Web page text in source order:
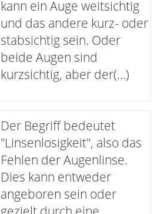
kann ein Auge weitsichtig
und das andere kurz- oder
stabsichtig sein. Oder
beide Augen sind
kurzsichtig, aber der(...)
Der Begriff bedeutet
"Linsenlosigkeit", also das
Fehlen der Augenlinse.
Dies kann entweder
angeboren sein oder